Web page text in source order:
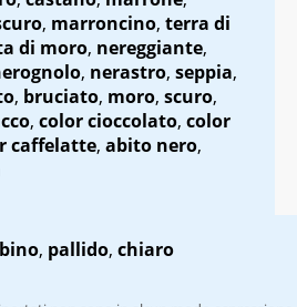
, marroncino, terra di
di moro, nereggiante,
, nerastro, seppia,
, bruciato, moro, scuro,
, color cioccolato, color
caffelatte, abito nero,
, pallido, chiaro